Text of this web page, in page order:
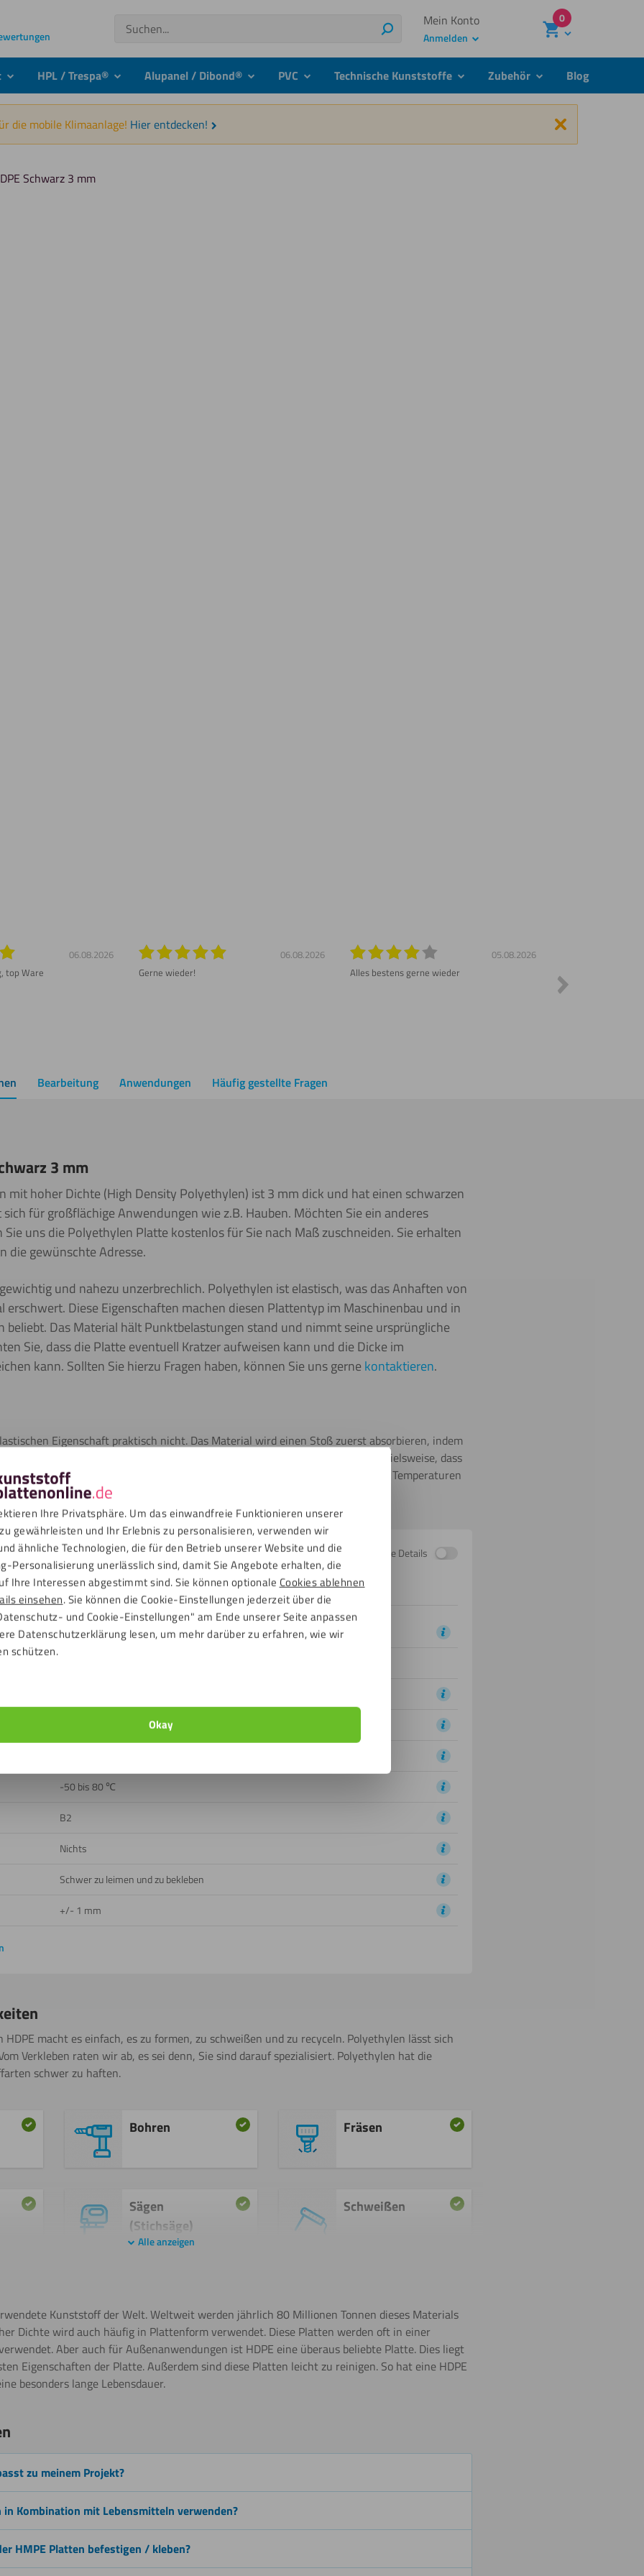
Ihre Privatsphäre. Um das einwandfreie Funktionieren unserer
gewährleisten und Ihr Erlebnis zu personalisieren, verwenden wir
ähnliche Technologien, die für den Betrieb unserer Website und die
Personalisierung unerlässlich sind, damit Sie Angebote erhalten, die
Ihre Interessen abgestimmt sind. Sie können optionaleCookies ablehnen
einsehen. Sie können die Cookie-Einstellungen jederzeit über die
und Cookie-Einstellungen" am Ende unserer Seite anpassen
Datenschutzerklärung lesen, um mehr darüber zu erfahren, wie wir
schützen.
Okay
Suchen
Suchen
Mein Konto
Anmelden
0
submenuHPL / Trespa® submenuAlupanel / Dibond® submenuPVC submenuTechnische Kunststoffe submenuZubehör submenuBlog
die mobile Klimaanlage! Hier entdecken! Schließen
Schwarz 3 mm
06.08.2026
top Ware
06.08.2026
Gerne wieder!
05.08.2026
Alles bestens gerne wieder
Bearbeitung Anwendungen Häufig gestellte Fragen
3 mm
mit hoher Dichte (High Density Polyethylen) ist 3 mm dick und hat einen schwarzen
für großflächige Anwendungen wie z.B. Hauben. Möchten Sie ein anderes
uns die Polyethylen Platte kostenlos für Sie nach Maß zuschneiden. Sie erhalten
die gewünschte Adresse.
und nahezu unzerbrechlich. Polyethylen ist elastisch, was das Anhaften von
erschwert. Diese Eigenschaften machen diesen Plattentyp im Maschinenbau und in
beliebt. Das Material hält Punktbelastungen stand und nimmt seine ursprüngliche
Sie, dass die Platte eventuell Kratzer aufweisen kann und die Dicke im
kann. Sollten Sie hierzu Fragen haben, können Sie uns gerne kontaktieren.
Eigenschaft praktisch nicht. Das Material wird einen Stoß zuerst absorbieren, indem
Polyethylen auch zu einem außergewöhnlichen Kunststoff macht, ist beispielsweise, dass
haften. Vorsicht bei hohen Temperaturen: Polyethylen wird weich. Bei Temperaturen
auch ohne Belastung.
Zeige Details
Schwarz
-50 bis 80 ℃
B2
Nichts
Schwer zu leimen und zu bekleben
+/- 1 mm
macht es einfach, es zu formen, zu schweißen und zu recyceln. Polyethylen lässt sich
Verkleben raten wir ab, es sei denn, Sie sind darauf spezialisiert. Polyethylen hat die
schwer zu haften.
Bohren Fräsen
Sägen
(Stichsäge)
Schweißen
Gravieren Kleben
schneiden
Alle anzeigen
Kunststoff der Welt. Weltweit werden jährlich 80 Millionen Tonnen dieses Materials
Dichte wird auch häufig in Plattenform verwendet. Diese Platten werden oft in einer
Aber auch für Außenanwendungen ist HDPE eine überaus beliebte Platte. Dies liegt
Eigenschaften der Platte. Außerdem sind diese Platten leicht zu reinigen. So hat eine HDPE
besonders lange Lebensdauer.
zu meinem Projekt?
Kombination mit Lebensmitteln verwenden?
HMPE Platten befestigen / kleben?